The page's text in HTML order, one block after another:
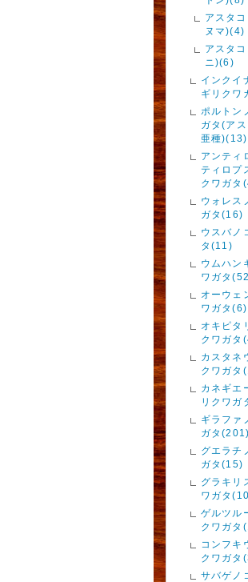
アスタ
ヌマ)(4)
アスタ
ニ)(6)
インクイ
ギリクワ
ポルトン
ガタ(ア
亜種)(13)
アンティ
ティロプ
クワガタ
ウォレス
ガタ(16)
ウスバノ
タ(11)
ウムハン
ワガタ
オーウェ
ワガタ(6)
オキピタ
クワガタ
カスタネ
クワガタ
カネギエ
リクワガ
ギラファ
ガタ(201)
グエラチ
ガタ(15)
グラキリ
ワガタ
ゲルツル
クワガタ
コンフキ
クワガタ
サバゲノ